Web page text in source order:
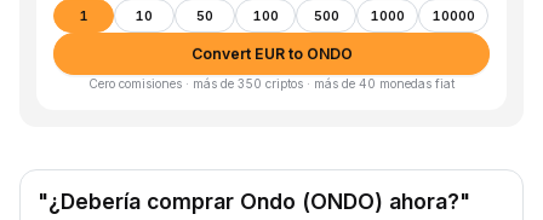
1 10 50 100 500 1000 10000
Convert EUR to ONDO
Cero comisiones · más de 350 criptos · más de 40 monedas fiat
"¿Debería comprar Ondo (ONDO) ahora?"